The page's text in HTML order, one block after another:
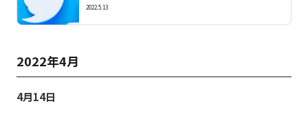
2022.5.13
2022年4月
4月14日